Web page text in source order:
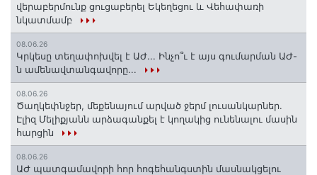
վերաբերմունք ցուցաբերել Եկեղեցու և Վեհափառի
նկատմամբ
08.06.26
Կրկեսը տեղափոխվել է ԱԺ... Ինչո՞ւ է այս գումարման ԱԺ-
ն ամենավտանգավորը...
08.06.26
Ծաղկեփնջեր, մեքենայում արված ջերմ լուսանկարներ.
Էլիզ Մելիքյանն արձագանքել է կողակից ունենալու մասին
հարցին
08.06.26
ԱԺ պատգամավորի հոր հոգեհանգստին մասնակցելու